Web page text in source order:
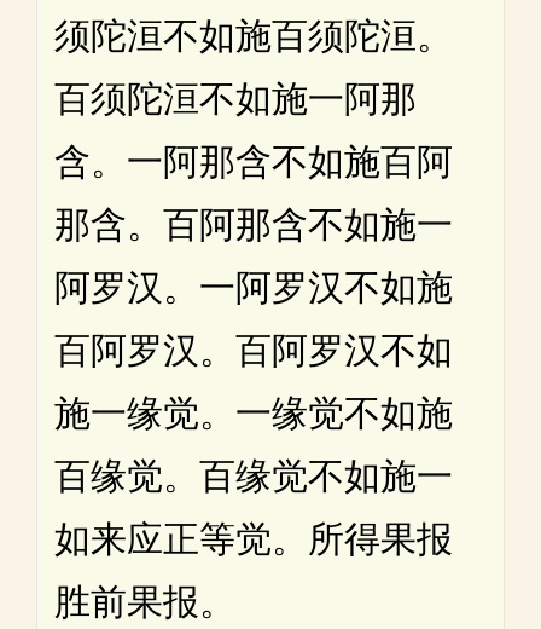
须陀洹不如施百须陀洹。
百须陀洹不如施一阿那
含。一阿那含不如施百阿
那含。百阿那含不如施一
阿罗汉。一阿罗汉不如施
百阿罗汉。百阿罗汉不如
施一缘觉。一缘觉不如施
百缘觉。百缘觉不如施一
如来应正等觉。所得果报
胜前果报。